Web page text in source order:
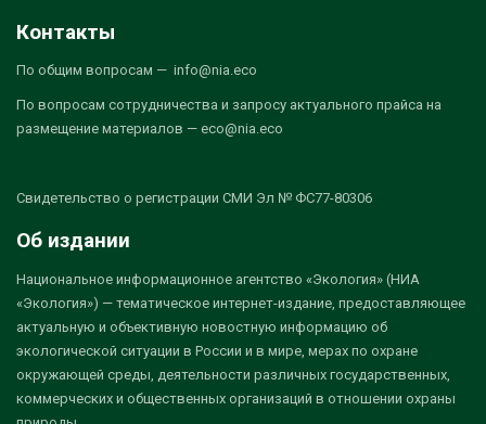
Контакты
По общим вопросам — info@nia.eco
По вопросам сотрудничества и запросу актуального прайса на
размещение материалов — eco@nia.eco
Свидетельство о регистрации СМИ Эл № ФС77-80306
Об издании
Национальное информационное агентство «Экология» (НИА
«Экология») — тематическое интернет-издание, предоставляющее
актуальную и объективную новостную информацию об
экологической ситуации в России и в мире, мерах по охране
окружающей среды, деятельности различных государственных,
коммерческих и общественных организаций в отношении охраны